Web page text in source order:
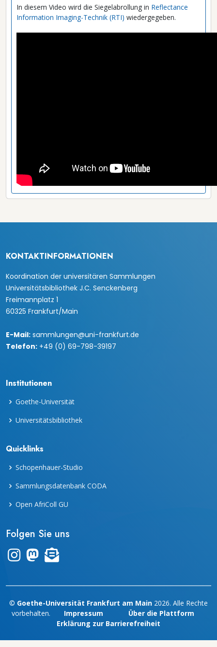
In diesem Video wird die Siegelabrollung in Reflectance
Information Imaging-Technik (RTI) wiedergegeben.
KONTAKTINFORMATIONEN
Koordination der universitären Sammlungen
Universitätsbibliothek J.C. Senckenberg
Freimannplatz 1
60325 Frankfurt/Main
E-Mail: sammlungen@uni-frankfurt.de
Telefon: +49 (0) 69-798-39197
Institutionen
Goethe-Universität
Universitätsbibliothek
Quicklinks
Schopenhauer-Studio
Sammlungsdatenbank CODA
Open AfriColl GU
Folgen Sie uns
Link zum Instagram-Kanal "frankfurter_dinge"
Zum Mastodon-Account der UB Frankfurt
Zur Übersicht des Newsletters "leporello"
© Goethe-Universität Frankfurt am Main 2026. Alle Rechte
vorbehalten.
Impressum
Über die Plattform
Erklärung zur Barrierefreiheit